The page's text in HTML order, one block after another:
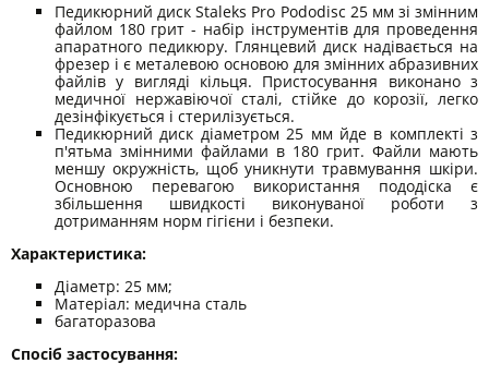
Педикюрний диск Staleks Pro Pododisc 25 мм зі змінним
файлом 180 грит - набір інструментів для проведення
апаратного педикюру. Глянцевий диск надівається на
фрезер і є металевою основою для змінних абразивних
файлів у вигляді кільця. Пристосування виконано з
медичної нержавіючої сталі, стійке до корозії, легко
дезінфікується і стерилізується.
Педикюрний диск діаметром 25 мм йде в комплекті з
п'ятьма змінними файлами в 180 грит. Файли мають
меншу окружність, щоб уникнути травмування шкіри.
Основною перевагою використання пододіска є
збільшення швидкості виконуваної роботи з
дотриманням норм гігієни і безпеки.
Характеристика:
Діаметр: 25 мм;
Матеріал: медична сталь
багаторазова
Спосіб застосування: